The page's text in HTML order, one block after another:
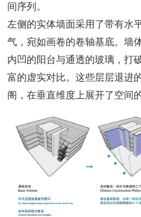
间序列。
左侧的实体墙面采用了带有水
气，宛如画卷的卷轴基底。墙
内凹的阳台与通透的玻璃，打
富的虚实对比。这些层层退进
阁，在垂直维度上展开了空间